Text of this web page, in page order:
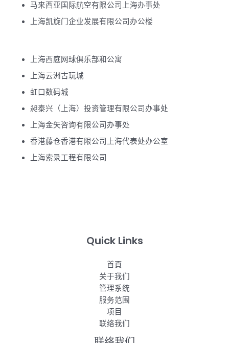
马来西亚国际航空有限公司上海办事处
上海凯旋门企业发展有限公司办公楼
上海西庭网球俱乐部和公寓
上海云洲古玩城
虹口数码城
昶泰兴（上海）投资管理有限公司办事处
上海金矢咨询有限公司办事处
香港藤仓香港有限公司上海代表处办公室
上海索录工程有限公司
Quick Links
首頁
关于我们
管理系统
服务范围
项目
联络我们